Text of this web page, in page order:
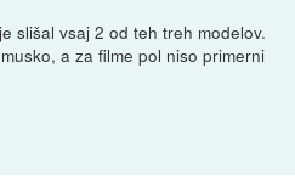
slišal vsaj 2 od teh treh modelov.
a za filme pol niso primerni